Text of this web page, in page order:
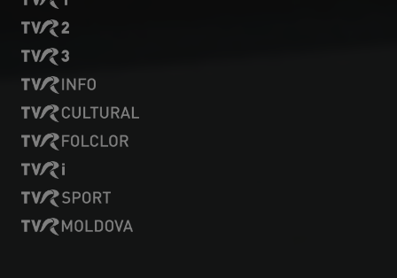
PLAY
ANCA MEDELEANU
La TVR Iaşi, Anca realizează emisiunea "PLAY". ...